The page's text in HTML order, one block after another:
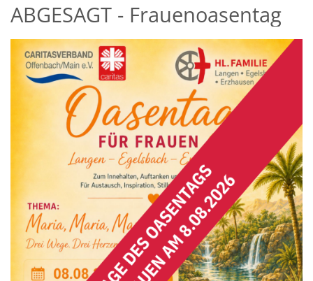
ABGESAGT - Frauenoasentag